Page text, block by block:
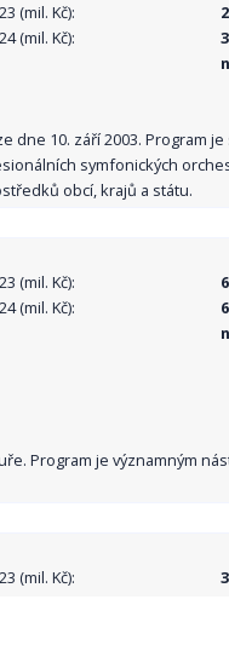
(mil. Kč):
(mil. Kč):
dne 10. září 2003. Program
symfonických
obcí, krajů a státu.
(mil. Kč):
(mil. Kč):
Program je významným
(mil. Kč):